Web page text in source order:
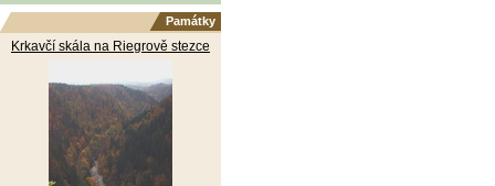
Památky
Krkavčí skála na Riegrově stezce